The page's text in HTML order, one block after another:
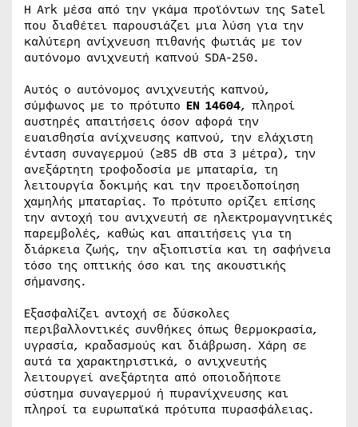
Η Ark μέσα από την γκάμα προϊόντων της Satel
που διαθέτει παρουσιάζει μια λύση για την
καλύτερη ανίχνευση πιθανής φωτιάς με τον
αυτόνομο ανιχνευτή καπνού SDA-250.
Αυτός ο αυτόνομος ανιχνευτής καπνού,
σύμφωνος με το πρότυπο EN 14604, πληροί
αυστηρές απαιτήσεις όσον αφορά την
ευαισθησία ανίχνευσης καπνού, την ελάχιστη
ένταση συναγερμού (≥85 dB στα 3 μέτρα), την
ανεξάρτητη τροφοδοσία με μπαταρία, τη
λειτουργία δοκιμής και την προειδοποίηση
χαμηλής μπαταρίας. Το πρότυπο ορίζει επίσης
την αντοχή του ανιχνευτή σε ηλεκτρομαγνητικές
παρεμβολές, καθώς και απαιτήσεις για τη
διάρκεια ζωής, την αξιοπιστία και τη σαφήνεια
τόσο της οπτικής όσο και της ακουστικής
σήμανσης.
Εξασφαλίζει αντοχή σε δύσκολες
περιβαλλοντικές συνθήκες όπως θερμοκρασία,
υγρασία, κραδασμούς και διάβρωση. Χάρη σε
αυτά τα χαρακτηριστικά, ο ανιχνευτής
λειτουργεί ανεξάρτητα από οποιοδήποτε
σύστημα συναγερμού ή πυρανίχνευσης και
πληροί τα ευρωπαϊκά πρότυπα πυρασφάλειας.